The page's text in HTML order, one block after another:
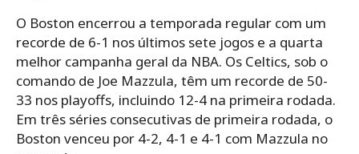
O Boston encerrou a temporada regular com um
recorde de 6-1 nos últimos sete jogos e a quarta
melhor campanha geral da NBA. Os Celtics, sob o
comando de Joe Mazzula, têm um recorde de 50-
33 nos playoffs, incluindo 12-4 na primeira rodada.
Em três séries consecutivas de primeira rodada, o
Boston venceu por 4-2, 4-1 e 4-1 com Mazzula no